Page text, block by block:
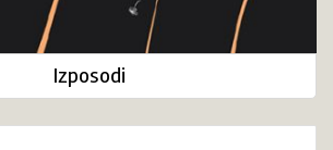
Izposodi